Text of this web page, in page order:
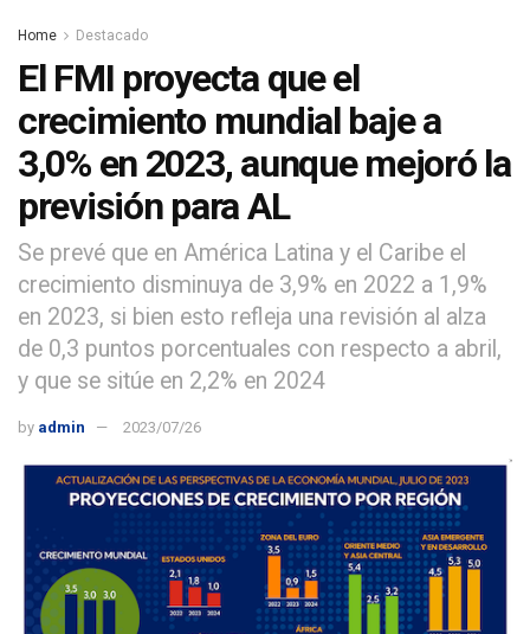
Home Destacado
El FMI proyecta que el
crecimiento mundial baje a
3,0% en 2023, aunque mejoró la
previsión para AL
Se prevé que en América Latina y el Caribe el
crecimiento disminuya de 3,9% en 2022 a 1,9%
en 2023, si bien esto refleja una revisión al alza
de 0,3 puntos porcentuales con respecto a abril,
y que se sitúe en 2,2% en 2024
by admin 2023/07/26